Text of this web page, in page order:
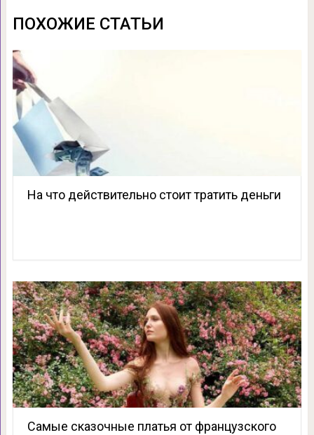
ПОХОЖИЕ СТАТЬИ
На что действительно стоит тратить деньги
Самые сказочные платья от французского